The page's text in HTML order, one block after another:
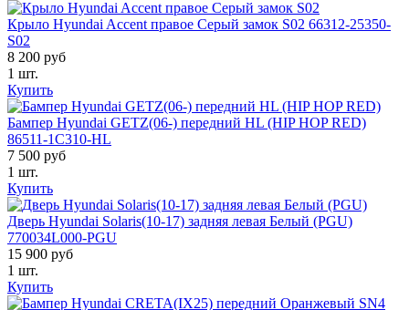
Крыло Hyundai Accent правое Серый замок S02 66312-25350-
S02
8 200 руб
1 шт.
Купить
Бампер Hyundai GETZ(06-) передний HL (HIP HOP RED)
86511-1C310-HL
7 500 руб
1 шт.
Купить
Дверь Hyundai Solaris(10-17) задняя левая Белый (PGU)
770034L000-PGU
15 900 руб
1 шт.
Купить